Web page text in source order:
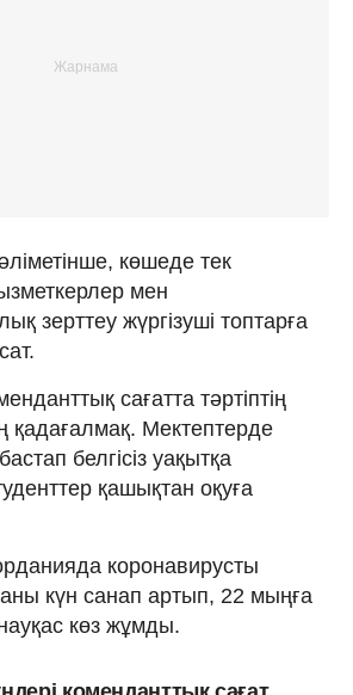
көшеде тек
мен
зерттеу жүргізуші топтарға
сағатта тәртіптің
қадағалмақ. Мектептерде
белгісіз уақытқа
қашықтан оқуға
коронавирусты
күн санап артып, 22 мыңға
көз жұмды.